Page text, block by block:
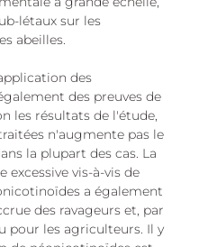
létaux sur les
abeilles.
des
des preuves de
les résultats de l'étude,
n'augmente pas le
la plupart des cas. La
excessive vis-à-vis de
a également
des ravageurs et, par
pour les agriculteurs. Il y